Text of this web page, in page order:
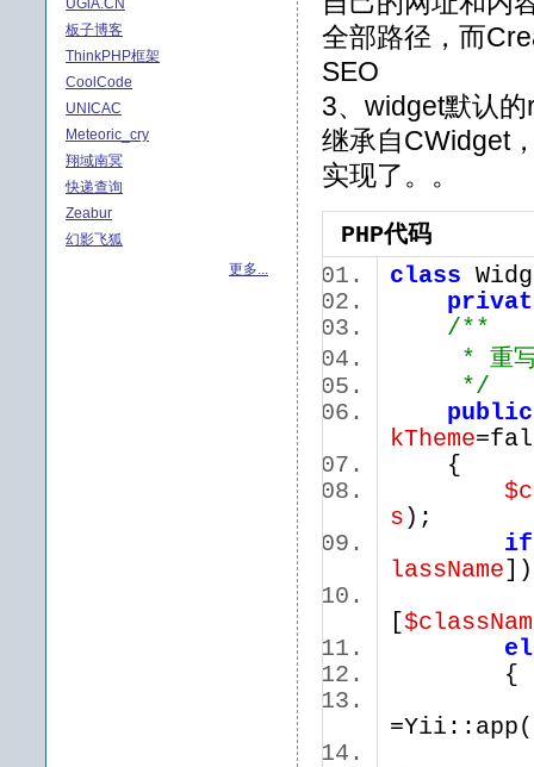
全部路径，而
SEO
3、widget默认
继承自CWidget
实现了。。
PHP代码
class
/**
* 重写
*/
public
kTheme
{
s );
if
lassName
UGiA.CN
板子博客
ThinkPHP框架
CoolCode
UNICAC
Meteoric_cry
翔域南冥
快递查询
Zeabur
幻影飞狐
更多...